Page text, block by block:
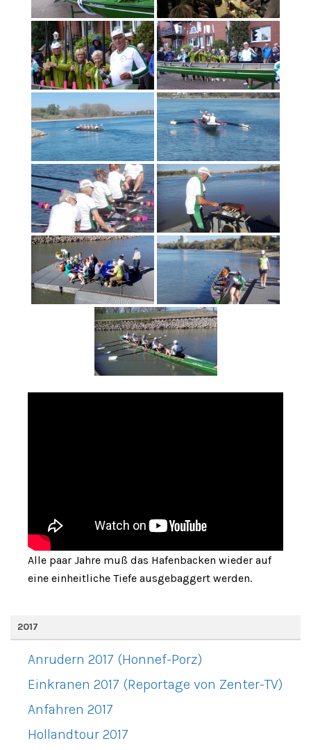
Alle paar Jahre muß das Hafenbacken wieder auf
eine einheitliche Tiefe ausgebaggert werden.
2017
Anrudern 2017 (Honnef-Porz)
Einkranen 2017 (Reportage von Zenter-TV)
Anfahren 2017
Hollandtour 2017